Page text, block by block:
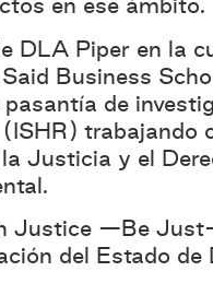
DLA Piper en la
Business
de
trabajando
Justicia y el
Justice —Be
del Estado de